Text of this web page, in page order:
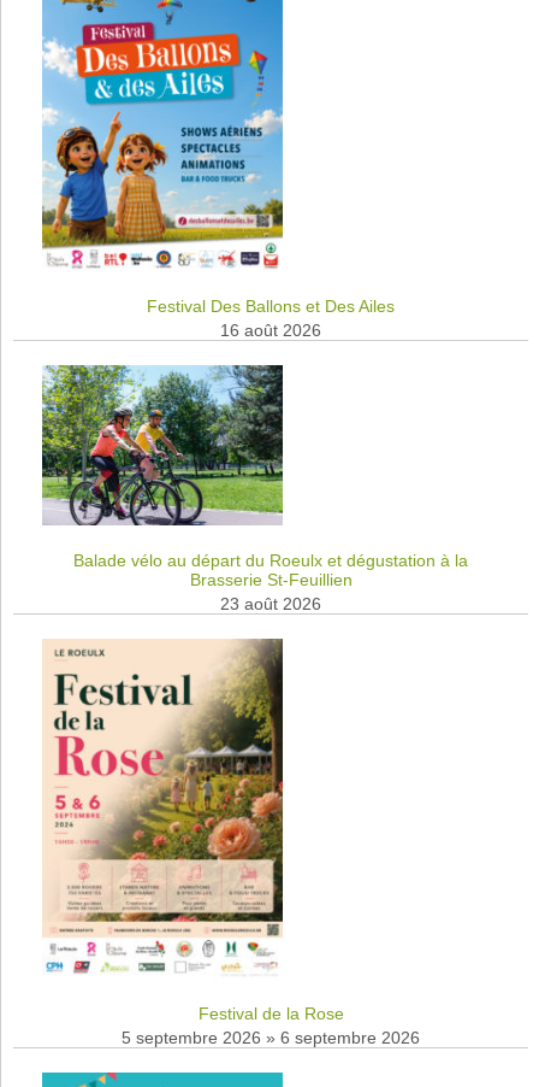
Festival Des Ballons et Des Ailes
16 août 2026
Balade vélo au départ du Roeulx et dégustation à la
Brasserie St-Feuillien
23 août 2026
Festival de la Rose
5 septembre 2026 » 6 septembre 2026